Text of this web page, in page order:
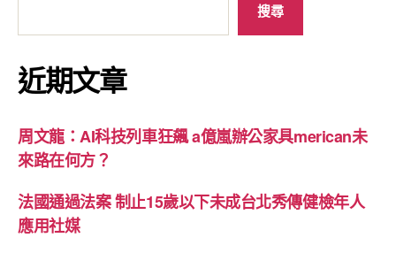
搜尋
近期文章
周文龍：AI科技列車狂飆 a億嵐辦公家具merican未
來路在何方？
法國通過法案 制止15歲以下未成台北秀傳健檢年人
應用社媒